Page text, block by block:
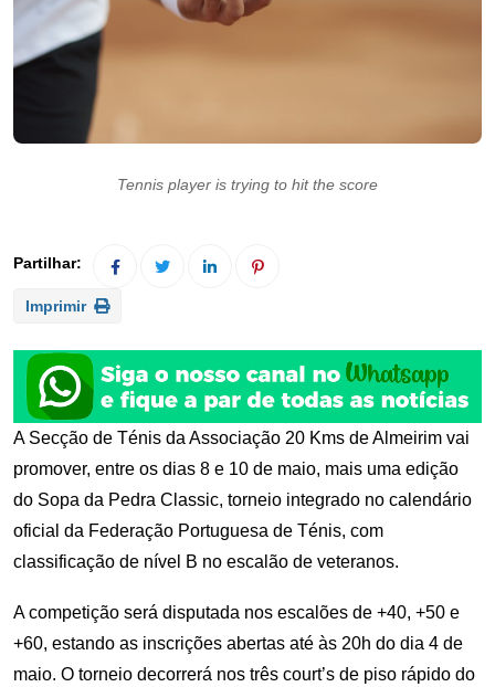
Tennis player is trying to hit the score
Imprimir
A Secção de Ténis da Associação 20 Kms de Almeirim vai
promover, entre os dias 8 e 10 de maio, mais uma edição
do Sopa da Pedra Classic, torneio integrado no calendário
oficial da Federação Portuguesa de Ténis, com
classificação de nível B no escalão de veteranos.
A competição será disputada nos escalões de +40, +50 e
+60, estando as inscrições abertas até às 20h do dia 4 de
maio. O torneio decorrerá nos três court’s de piso rápido do